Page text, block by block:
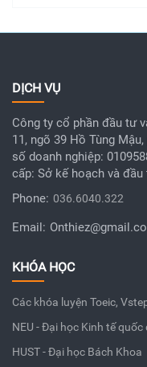
DỊCH VỤ
Công ty cổ phần đầu tư
11, ngõ 39 Hồ Tùng
số doanh nghiệp:
cấp: Sở kế hoạch và
Phone: 036.6040.322
Email:
KHÓA HỌC
Các khóa luyện Toeic,
NEU - Đại học Kinh tế quốc
HUST - Đại học Bách Khoa